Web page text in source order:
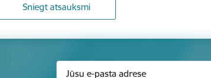
Sniegt atsauksmi